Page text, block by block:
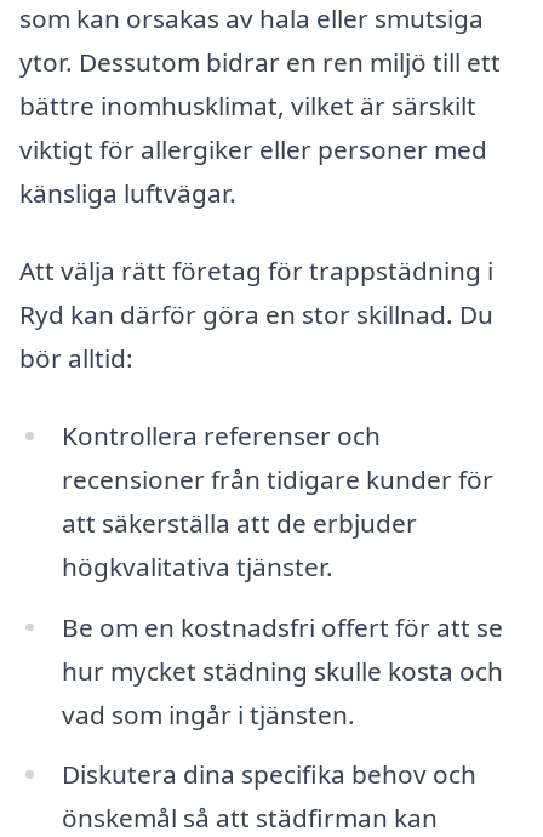
som kan orsakas av hala eller smutsiga
ytor. Dessutom bidrar en ren miljö till ett
bättre inomhusklimat, vilket är särskilt
viktigt för allergiker eller personer med
känsliga luftvägar.
Att välja rätt företag för trappstädning i
Ryd kan därför göra en stor skillnad. Du
bör alltid:
Kontrollera referenser och
recensioner från tidigare kunder för
att säkerställa att de erbjuder
högkvalitativa tjänster.
Be om en kostnadsfri offert för att se
hur mycket städning skulle kosta och
vad som ingår i tjänsten.
Diskutera dina specifika behov och
önskemål så att städfirman kan